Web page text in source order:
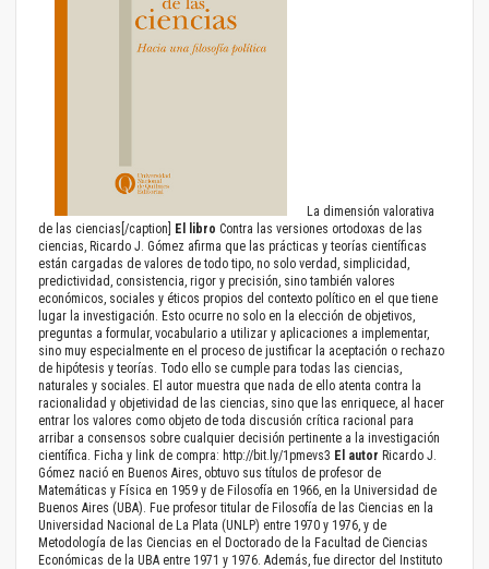
La dimensión valorativa
de las ciencias[/caption]
El libro Contra las versiones ortodoxas de las
ciencias, Ricardo J. Gómez afirma que las prácticas y teorías científicas
están cargadas de valores de todo tipo, no solo verdad, simplicidad,
predictividad, consistencia, rigor y precisión, sino también valores
económicos, sociales y éticos propios del contexto político en el que tiene
lugar la investigación. Esto ocurre no solo en la elección de objetivos,
preguntas a formular, vocabulario a utilizar y aplicaciones a implementar,
sino muy especialmente en el proceso de justificar la aceptación o rechazo
de hipótesis y teorías. Todo ello se cumple para todas las ciencias,
naturales y sociales. El autor muestra que nada de ello atenta contra la
racionalidad y objetividad de las ciencias, sino que las enriquece, al hacer
entrar los valores como objeto de toda discusión crítica racional para
arribar a consensos sobre cualquier decisión pertinente a la investigación
científica. Ficha y link de compra: http://bit.ly/1pmevs3 El autor Ricardo J.
Gómez nació en Buenos Aires, obtuvo sus títulos de profesor de
Matemáticas y Física en 1959 y de Filosofía en 1966, en la Universidad de
Buenos Aires (UBA). Fue profesor titular de Filosofía de las Ciencias en la
Universidad Nacional de La Plata (UNLP) entre 1970 y 1976, y de
Metodología de las Ciencias en el Doctorado de la Facultad de Ciencias
Económicas de la UBA entre 1971 y 1976. Además, fue director del Instituto